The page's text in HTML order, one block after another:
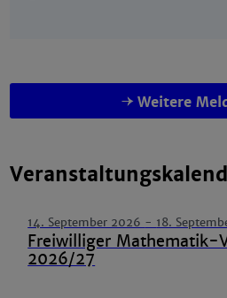
Weitere
14. September 2026 - 18.
Freiwilliger Mathematik-
2026/27